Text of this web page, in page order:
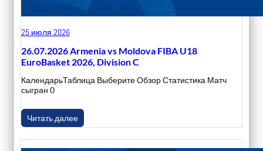
25 июля 2026
26.07.2026 Armenia vs Moldova FIBA U18
EuroBasket 2026, Division C
КалендарьТаблица Выберите Обзор Статистика Матч
сыгран 0
Читать далее